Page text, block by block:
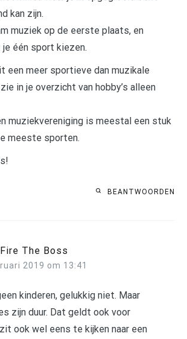
kan zijn.
muziek op de eerste plaats, en
één sport kiezen.
een meer sportieve dan muzikale
in je overzicht van hobby’s alleen
muziekvereniging is meestal een stuk
meeste sporten.
BEANTWOORDEN
The Boss
2019 om 13:41
kinderen, gelukkig niet. Maar
zijn duur. Dat geldt ook voor
ook wel eens te kijken naar een